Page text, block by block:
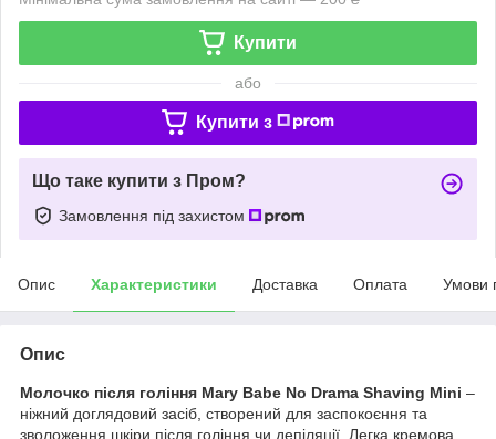
Купити
або
Купити з
Що таке купити з Пром?
Замовлення під захистом
Опис Характеристики Доставка Оплата Умови
Опис
Молочко після гоління Mary Babe No Drama Shaving Mini –
ніжний доглядовий засіб, створений для заспокоєння та
зволоження шкіри після гоління чи депіляції. Легка кремова